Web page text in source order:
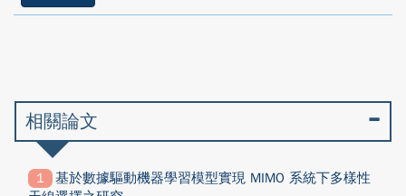
相關論文
基於數據驅動機器學習模型實現 MIMO 系統下多樣性